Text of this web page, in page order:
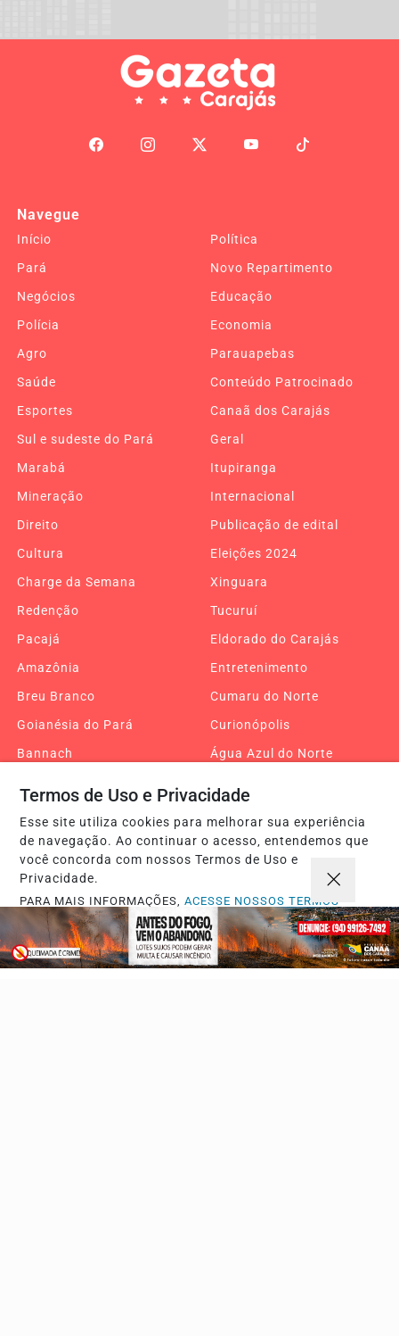
Navegue
Início
Política
Pará
Novo Repartimento
Negócios
Educação
Polícia
Economia
Agro
Parauapebas
Saúde
Conteúdo Patrocinado
Esportes
Canaã dos Carajás
Sul e sudeste do Pará
Geral
Marabá
Itupiranga
Mineração
Internacional
Direito
Publicação de edital
Cultura
Eleições 2024
Charge da Semana
Xinguara
Redenção
Tucuruí
Pacajá
Eldorado do Carajás
Amazônia
Entretenimento
Breu Branco
Cumaru do Norte
Goianésia do Pará
Curionópolis
Bannach
Água Azul do Norte
Jacundá
Nova Ipixuna
Goianésia
Piçarra
Belém
Tocantins
Araguaína
Palmas
Xambioá
Retrospectiva 2025
Termos de Uso e Privacidade
Esse site utiliza cookies para melhorar sua experiência
de navegação. Ao continuar o acesso, entendemos que
você concorda com nossos Termos de Uso e
Privacidade.
PARA MAIS INFORMAÇÕES,ACESSE NOSSOS TERMOS
CLICANDO AQUI
PROSSEGUIR